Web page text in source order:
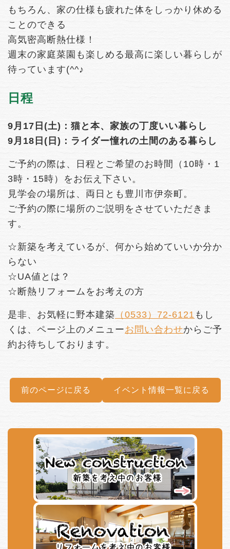
もちろん、家の仕様も疲れた体をしっかり休める
ことのできる
高気密高断熱仕様！
週末の家庭菜園も楽しめる最高に楽しい暮らしが
待っています(^^♪
日程
9月17日(土)：猫と本、家族の丁度いい暮らし
9月18日(日)：ライダー憧れの土間のある暮らし
ご予約の際は、日程とご希望のお時間（10時・1
3時・15時）をお伝え下さい。
見学会の場所は、両日とも豊川市伊奈町。
ご予約の際に場所のご説明をさせていただきま
す。
☆新築を考えているが、何から始めていいか分か
らない
☆UA値とは？
☆断熱リフォームをお考えの方
是非、お気軽に野本建築 （0533）72-6121 もし
くは、ページ上のメニューお問い合わせからご予
約お待ちしております。
前のページに戻る イベント情報一覧に戻る